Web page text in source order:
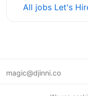
All jobs Let's
magic@djinni.co